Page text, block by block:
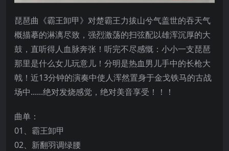
琵琶曲《霸王卸甲》对楚霸王力拔山兮气盖世的吞天气
概描摹的淋漓尽致，强烈激荡的扫弦配以雄浑沉厚的大
鼓，直听得人血脉奔张！听完不尽感慨：小小一支琵琶
那里是什么女儿玩意儿！分明是热血男儿手中的长枪大
戟！近13分钟的演奏中使人浑然置身于金戈铁马的古战
场中......绝对发烧感觉，绝对美音享受！！！
曲单：
01、霸王卸甲
02、新翻羽调绿腰